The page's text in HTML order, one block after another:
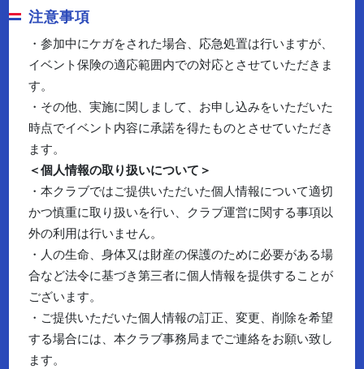
注意事項
・参加中にケガをされた場合、応急処置は行いますが、
イベント保険の適応範囲内での対応とさせていただきま
す。
・その他、実施に関しまして、お申し込みをいただいた
時点でイベント内容に承諾を得たものとさせていただき
ます。
＜個人情報の取り扱いについて＞
・本クラブではご提供いただいた個人情報について適切
かつ慎重に取り扱いを行い、クラブ運営に関する事項以
外の利用は行いません。
・人の生命、身体又は財産の保護のために必要がある場
合など法令に基づき第三者に個人情報を提供することが
ございます。
・ご提供いただいた個人情報の訂正、変更、削除を希望
する場合には、本クラブ事務局までご連絡をお願い致し
ます。